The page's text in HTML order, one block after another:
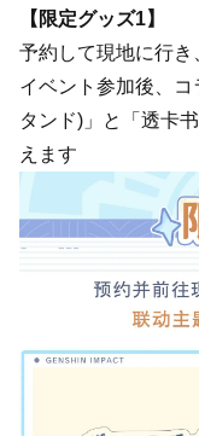
【限定グッズ1】
予約して現地に行き
イベント参加後、
タンド)」と「透卡
えます